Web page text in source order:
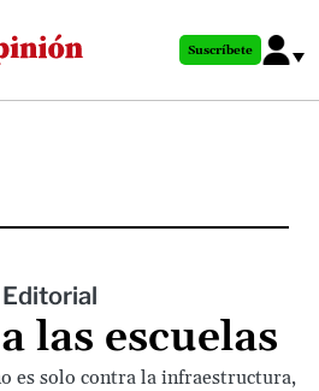
al
principal
Suscríbete
Editorial
las escuelas
es solo contra la infraestructura,